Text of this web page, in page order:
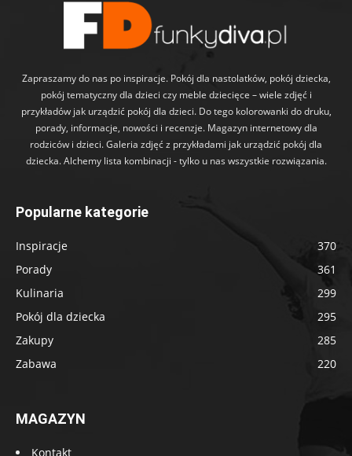
Zapraszamy do nas po inspiracje. Pokój dla nastolatków, pokój dziecka,
pokój tematyczny dla dzieci czy meble dziecięce – wiele zdjęć i
przykładów jak urządzić pokój dla dzieci. Do tego kolorowanki do druku,
porady, informacje, nowości i recenzje. Magazyn internetowy dla
rodziców i dzieci. Galeria zdjęć z przykładami jak urządzić pokój dla
dziecka. Alchemy lista kombinacji - tylko u nas wszystkie rozwiązania.
Popularne kategorie
Inspiracje
370
Porady
361
Kulinaria
299
Pokój dla dziecka
295
Zakupy
285
Zabawa
220
MAGAZYN
Kontakt